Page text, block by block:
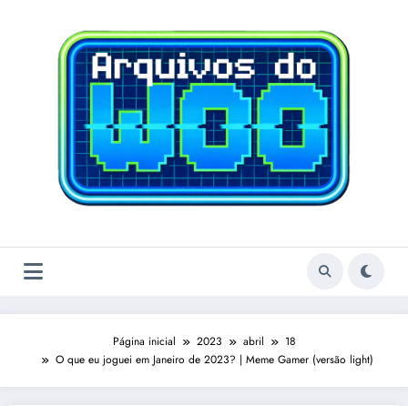
Página inicial 2023 abril
18
O que eu joguei em Janeiro de 2023? | Meme Gamer (versão light)